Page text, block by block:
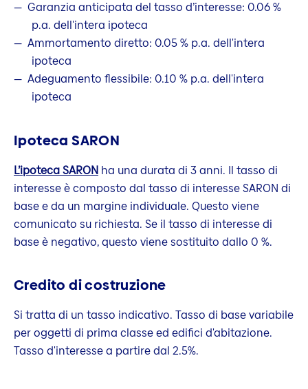
Garanzia anticipata del tasso d’interesse: 0.06 %
p.a. dell'intera ipoteca
Ammortamento diretto: 0.05 % p.a. dell'intera
ipoteca
Adeguamento flessibile: 0.10 % p.a. dell'intera
ipoteca
Ipoteca SARON
L’ipoteca SARON ha una durata di 3 anni. Il tasso di
interesse è composto dal tasso di interesse SARON di
base e da un margine individuale. Questo viene
comunicato su richiesta. Se il tasso di interesse di
base è negativo, questo viene sostituito dallo 0 %.
Credito di costruzione
Si tratta di un tasso indicativo. Tasso di base variabile
per oggetti di prima classe ed edifici d'abitazione.
Tasso d'interesse a partire dal 2.5%.